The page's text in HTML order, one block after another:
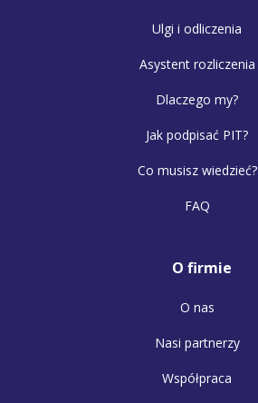
Ulgi i odliczenia
Asystent rozliczenia
Dlaczego my?
Jak podpisać PIT?
Co musisz wiedzieć?
FAQ
O firmie
O nas
Nasi partnerzy
Współpraca